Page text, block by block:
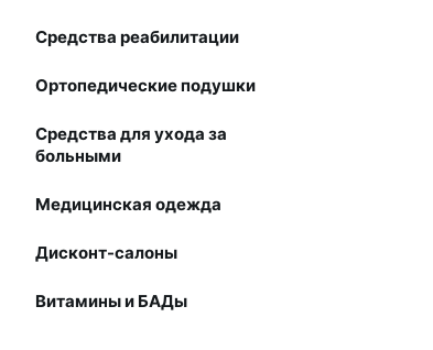
Средства реабилитации
Ортопедические подушки
Средства для ухода за
больными
Медицинская одежда
Дисконт-салоны
Витамины и БАДы